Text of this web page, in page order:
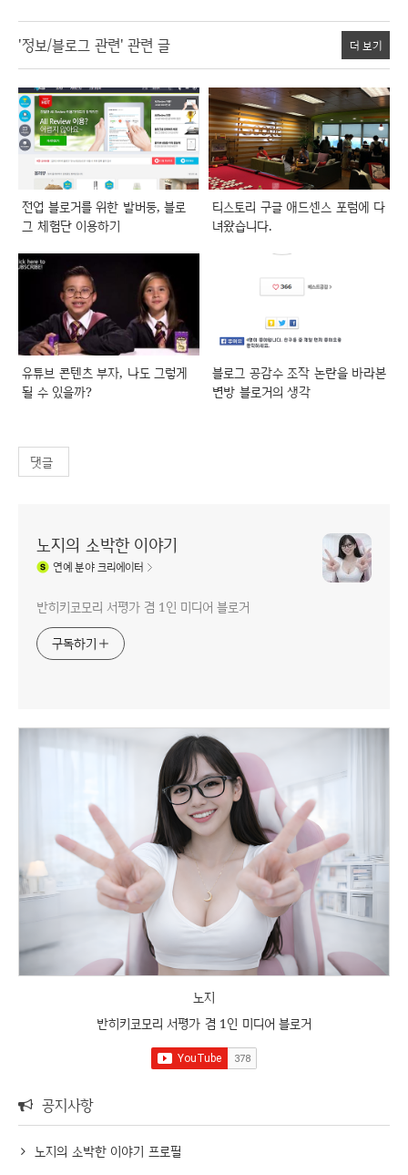
'정보/블로그 관련' 관련 글 더 보기
전업 블로거를 위한 발버둥, 블로
그 체험단 이용하기
티스토리 구글 애드센스 포럼에 다
녀왔습니다.
유튜브 콘텐츠 부자, 나도 그렇게
될 수 있을까?
블로그 공감수 조작 논란을 바라본
변방 블로거의 생각
댓글
노지의 소박한 이야기
연예분야 크리에이터
반히키코모리 서평가 겸 1인 미디어 블로거
구독하기
노지
반히키코모리 서평가 겸 1인 미디어 블로거
공지사항
노지의 소박한 이야기 프로필